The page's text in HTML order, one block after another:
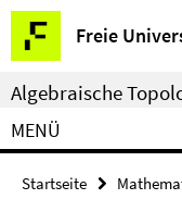
Springe
direkt
zu
Inhalt
Freie
Service-
Navigation
Algebraische
MENÜ
Startseite